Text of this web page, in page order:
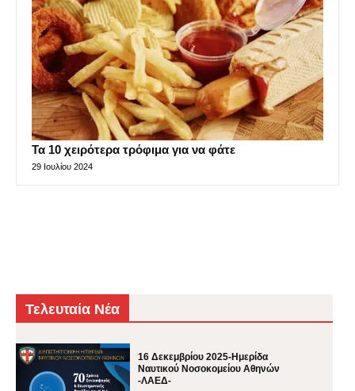
Τα 10 χειρότερα τρόφιμα για να φάτε
29 Ιουλίου 2024
Τελευταία Νέα
16 Δεκεμβρίου 2025-Ημερίδα
Ναυτικού Νοσοκομείου Αθηνών
-ΛΑΕΔ-